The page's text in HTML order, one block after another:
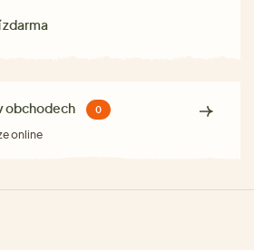
zdarma
obchodech 0
online